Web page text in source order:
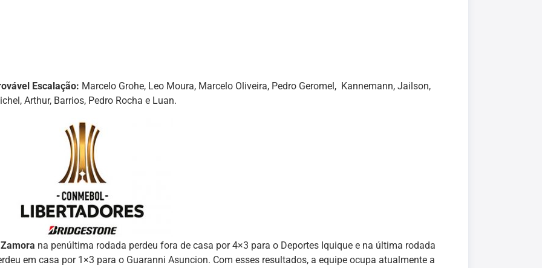
Escalação: Marcelo Grohe, Leo Moura, Marcelo Oliveira, Pedro Geromel, Kannemann, Jailson,
Arthur, Barrios, Pedro Rocha e Luan.
Zamora na penúltima rodada perdeu fora de casa por 4×3 para o Deportes Iquique e na última rodada
em casa por 1×3 para o Guaranni Asuncion. Com esses resultados, a equipe ocupa atualmente a